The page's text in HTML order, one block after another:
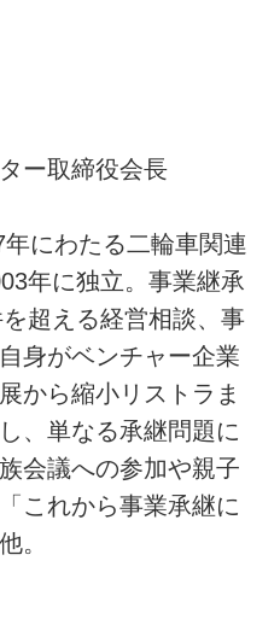
ー取締役会長
にわたる二輪車関連
年に独立。事業継承
超える経営相談、事
身がベンチャー企業
から縮小リストラま
、単なる承継問題に
会議への参加や親子
これから事業承継に
。